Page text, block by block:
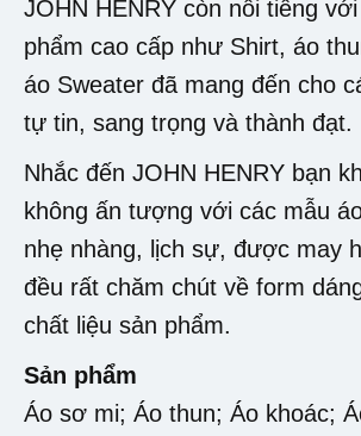
JOHN HENRY còn nổi tiếng
phẩm cao cấp như Shirt, áo
áo Sweater đã mang đến cho
tự tin, sang trọng và thành đạt.
Nhắc đến JOHN HENRY bạn
không ấn tượng với các mẫu
nhẹ nhàng, lịch sự, được may
đều rất chăm chút về form
chất liệu sản phẩm.
Sản phẩm
Áo sơ mi; Áo thun; Áo khoác;